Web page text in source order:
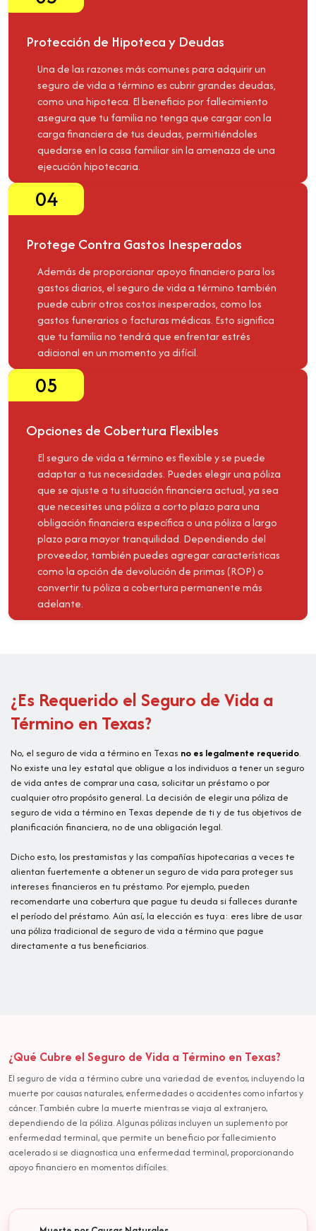
Protección de Hipoteca y Deudas
Una de las razones más comunes para adquirir un
seguro de vida a término es cubrir grandes deudas,
como una hipoteca. El beneficio por fallecimiento
asegura que tu familia no tenga que cargar con la
carga financiera de tus deudas, permitiéndoles
quedarse en la casa familiar sin la amenaza de una
ejecución hipotecaria.
04
Protege Contra Gastos Inesperados
Además de proporcionar apoyo financiero para los
gastos diarios, el seguro de vida a término también
puede cubrir otros costos inesperados, como los
gastos funerarios o facturas médicas. Esto significa
que tu familia no tendrá que enfrentar estrés
adicional en un momento ya difícil.
05
Opciones de Cobertura Flexibles
El seguro de vida a término es flexible y se puede
adaptar a tus necesidades. Puedes elegir una póliza
que se ajuste a tu situación financiera actual, ya sea
que necesites una póliza a corto plazo para una
obligación financiera específica o una póliza a largo
plazo para mayor tranquilidad. Dependiendo del
proveedor, también puedes agregar características
como la opción de devolución de primas (ROP) o
convertir tu póliza a cobertura permanente más
adelante.
¿Es Requerido el Seguro de Vida a
Término en Texas?
No, el seguro de vida a término en Texas no es legalmente requerido.
No existe una ley estatal que obligue a los individuos a tener un seguro
de vida antes de comprar una casa, solicitar un préstamo o por
cualquier otro propósito general. La decisión de elegir una póliza de
seguro de vida a término en Texas depende de ti y de tus objetivos de
planificación financiera, no de una obligación legal.
Dicho esto, los prestamistas y las compañías hipotecarias a veces te
alientan fuertemente a obtener un seguro de vida para proteger sus
intereses financieros en tu préstamo. Por ejemplo, pueden
recomendarte una cobertura que pague tu deuda si falleces durante
el período del préstamo. Aún así, la elección es tuya: eres libre de usar
una póliza tradicional de seguro de vida a término que pague
directamente a tus beneficiarios.
¿Qué Cubre el Seguro de Vida a Término en Texas?
El seguro de vida a término cubre una variedad de eventos, incluyendo la
muerte por causas naturales, enfermedades o accidentes como infartos y
cáncer. También cubre la muerte mientras se viaja al extranjero,
dependiendo de la póliza. Algunas pólizas incluyen un suplemento por
enfermedad terminal, que permite un beneficio por fallecimiento
acelerado si se diagnostica una enfermedad terminal, proporcionando
apoyo financiero en momentos difíciles.